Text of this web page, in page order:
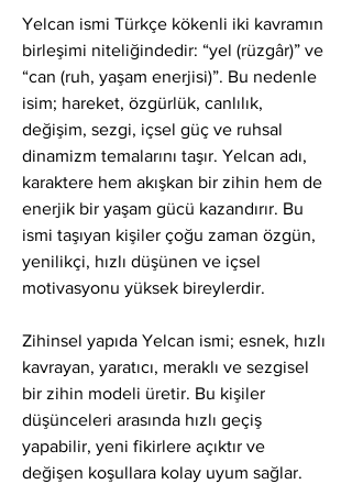
Yelcan ismi Türkçe kökenli iki kavramın
birleşimi niteliğindedir: “yel (rüzgâr)” ve
“can (ruh, yaşam enerjisi)”. Bu nedenle
isim; hareket, özgürlük, canlılık,
değişim, sezgi, içsel güç ve ruhsal
dinamizm temalarını taşır. Yelcan adı,
karaktere hem akışkan bir zihin hem de
enerjik bir yaşam gücü kazandırır. Bu
ismi taşıyan kişiler çoğu zaman özgün,
yenilikçi, hızlı düşünen ve içsel
motivasyonu yüksek bireylerdir.
Zihinsel yapıda Yelcan ismi; esnek, hızlı
kavrayan, yaratıcı, meraklı ve sezgisel
bir zihin modeli üretir. Bu kişiler
düşünceleri arasında hızlı geçiş
yapabilir, yeni fikirlere açıktır ve
değişen koşullara kolay uyum sağlar.